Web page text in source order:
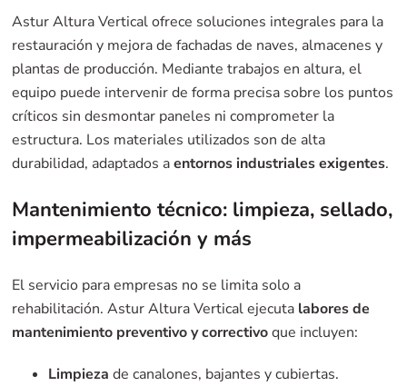
Astur Altura Vertical ofrece soluciones integrales para la
restauración y mejora de fachadas de naves, almacenes y
plantas de producción. Mediante trabajos en altura, el
equipo puede intervenir de forma precisa sobre los puntos
críticos sin desmontar paneles ni comprometer la
estructura. Los materiales utilizados son de alta
durabilidad, adaptados aentornos industriales exigentes.
Mantenimiento técnico: limpieza, sellado,
impermeabilización y más
El servicio para empresas no se limita solo a
rehabilitación. Astur Altura Vertical ejecuta labores de
mantenimiento preventivo y correctivoque incluyen:
Limpieza de canalones, bajantes y cubiertas.